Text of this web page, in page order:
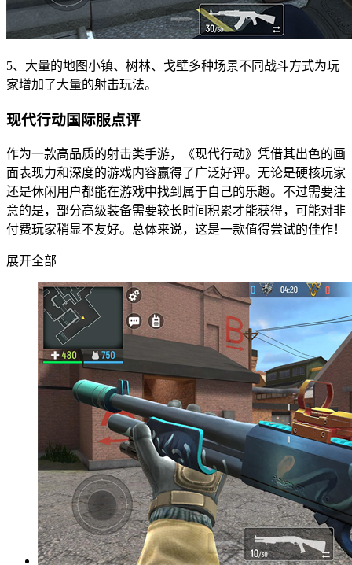
5、大量的地图小镇、树林、戈壁多种场景不同战斗方式为玩
家增加了大量的射击玩法。
现代行动国际服点评
作为一款高品质的射击类手游，《现代行动》凭借其出色的画
面表现力和深度的游戏内容赢得了广泛好评。无论是硬核玩家
还是休闲用户都能在游戏中找到属于自己的乐趣。不过需要注
意的是，部分高级装备需要较长时间积累才能获得，可能对非
付费玩家稍显不友好。总体来说，这是一款值得尝试的佳作！
展开全部